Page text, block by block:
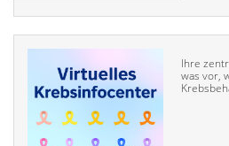
Ihre
was vor,